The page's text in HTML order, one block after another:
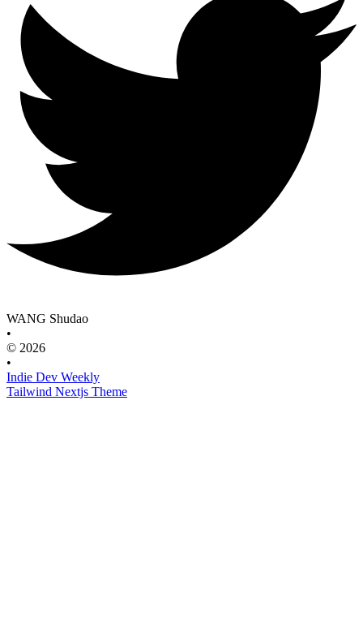
WANG Shudao
•
© 2026
•
Indie Dev Weekly
Tailwind Nextjs Theme